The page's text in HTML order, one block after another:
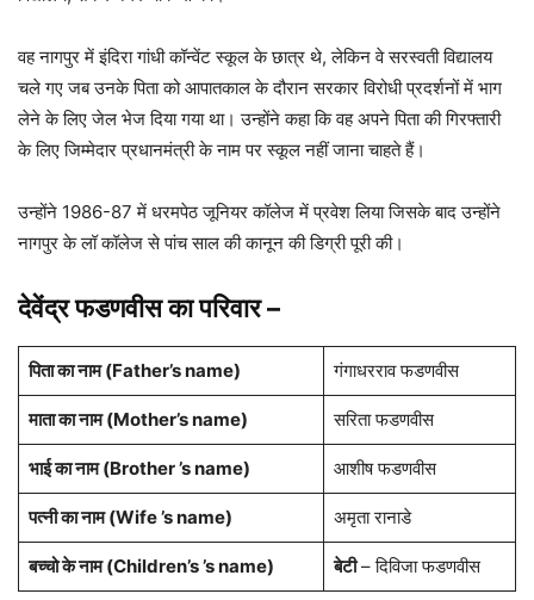
वह नागपुर में इंदिरा गांधी कॉन्वेंट स्कूल के छात्र थे, लेकिन वे सरस्वती विद्यालय
चले गए जब उनके पिता को आपातकाल के दौरान सरकार विरोधी प्रदर्शनों में भाग
लेने के लिए जेल भेज दिया गया था। उन्होंने कहा कि वह अपने पिता की गिरफ्तारी
के लिए जिम्मेदार प्रधानमंत्री के नाम पर स्कूल नहीं जाना चाहते हैं।
उन्होंने 1986-87 में धरमपेठ जूनियर कॉलेज में प्रवेश लिया जिसके बाद उन्होंने
नागपुर के लॉ कॉलेज से पांच साल की कानून की डिग्री पूरी की।
देवेंद्र फडणवीस का परिवार–
पिता का नाम(Father’s name) गंगाधरराव फडणवीस
माता का नाम (Mother’s name) सरिता फडणवीस
भाई का नाम (Brother ’s name) आशीष फडणवीस
पत्नी का नाम (Wife ’s name) अमृता रानाडे
बच्चो के नाम (Children’s ’s name) बेटी– दिविजा फडणवीस